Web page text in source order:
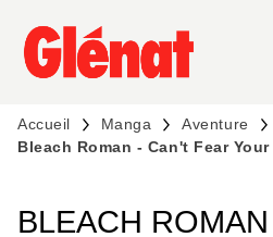
MENU RECHERCHE
PIED DE PAGE
Accueil Manga
Aventure
Bleach Roman - Can't Fear
BLEACH